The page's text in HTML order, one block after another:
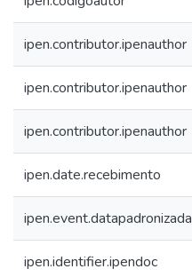
ipen.contributor.ipenauthor
ipen.contributor.ipenauthor
ipen.contributor.ipenauthor
ipen.date.recebimento
ipen.event.datapadronizada
ipen.identifier.ipendoc